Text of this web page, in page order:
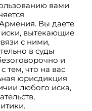
вами
Вы даете
иски, вытекающие
с ними,
в суды
и
тем, что на вас
юрисдикция
любого иска,